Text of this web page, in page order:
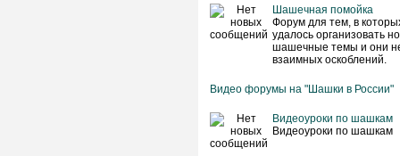
Шашечная помойка
Форум для тем, в
удалось организовать
шашечные темы и они
взаимных оскоблений.
Видео форумы на "Шашки в России"
Видеоуроки по шашкам
Видеоуроки по шашкам